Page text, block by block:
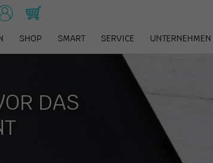
Account
Zum Warenkorb
SHOP SMART SERVICE UNTERNEHMEN
DAS